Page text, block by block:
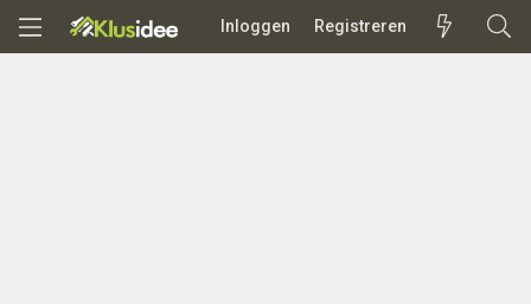
Inloggen Registreren